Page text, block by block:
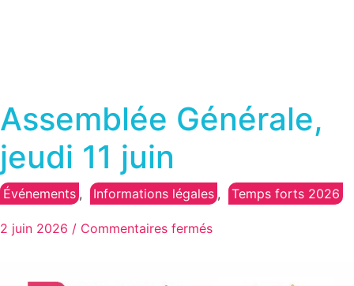
Assemblée Générale,
jeudi 11 juin
Événements , Informations légales , Temps forts 2026
2 juin 2026 / Commentaires fermés